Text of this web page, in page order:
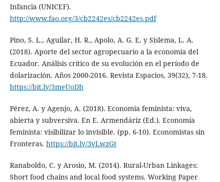
Infancia (UNICEF).
http://www.fao.org/3/cb2242es/cb2242es.pdf
Pino, S. L., Aguilar, H. R., Apolo, A. G. E. y Sislema, L. A.
(2018). Aporte del sector agropecuario a la economía del
Ecuador. Análisis crítico de su evolución en el período de
dolarización. Años 2000-2016. Revista Espacios, 39(32), 7-18.
https://bit.ly/3meUoDh
Pérez, A. y Agenjo, A. (2018). Economía feminista: viva,
abierta y subversiva. En E. Armendáriz (Ed.). Economía
feminista: visibilizar lo invisible. (pp. 6-10). Economistas sin
Fronteras. https://bit.ly/3vLwzGt
Ranaboldo, C. y Arosio, M. (2014). Rural-Urban Linkages:
Short food chains and local food systems. Working Paper